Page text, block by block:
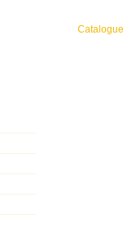
Catalogue